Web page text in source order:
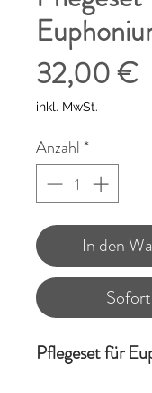
32,00 €
inkl. MwSt.
Anzahl *
In den
Pflegesetfür